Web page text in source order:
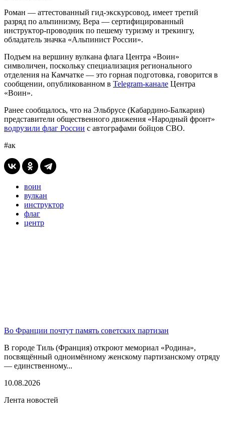
Роман — аттестованный гид-экскурсовод, имеет третий
разряд по альпинизму, Вера — сертифицированный
инструктор-проводник по пешему туризму и трекингу,
обладатель значка «Альпинист России».
Подъем на вершину вулкана флага Центра «Воин»
символичен, поскольку специализация регионального
отделения на Камчатке — это горная подготовка, говорится в
сообщении, опубликованном в Telegram-канале Центра
«Воин».
Ранее сообщалось, что на Эльбрусе (Кабардино-Балкария)
представители общественного движения «Народный фронт»
водрузили флаг России с автографами бойцов СВО.
#ак
воин
вулкан
инструктор
флаг
центр
Во Франции почтут память советских партизан
В городе Тиль (Франция) откроют мемориал «Родина»,
посвящённый одноимённому женскому партизанскому отряду
— единственному...
10.08.2026
Лента новостей